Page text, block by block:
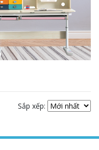
Sắp xếp: